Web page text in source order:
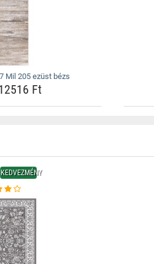
Mil 205 ezüst bézs
Ft
KEDVEZMÉNY